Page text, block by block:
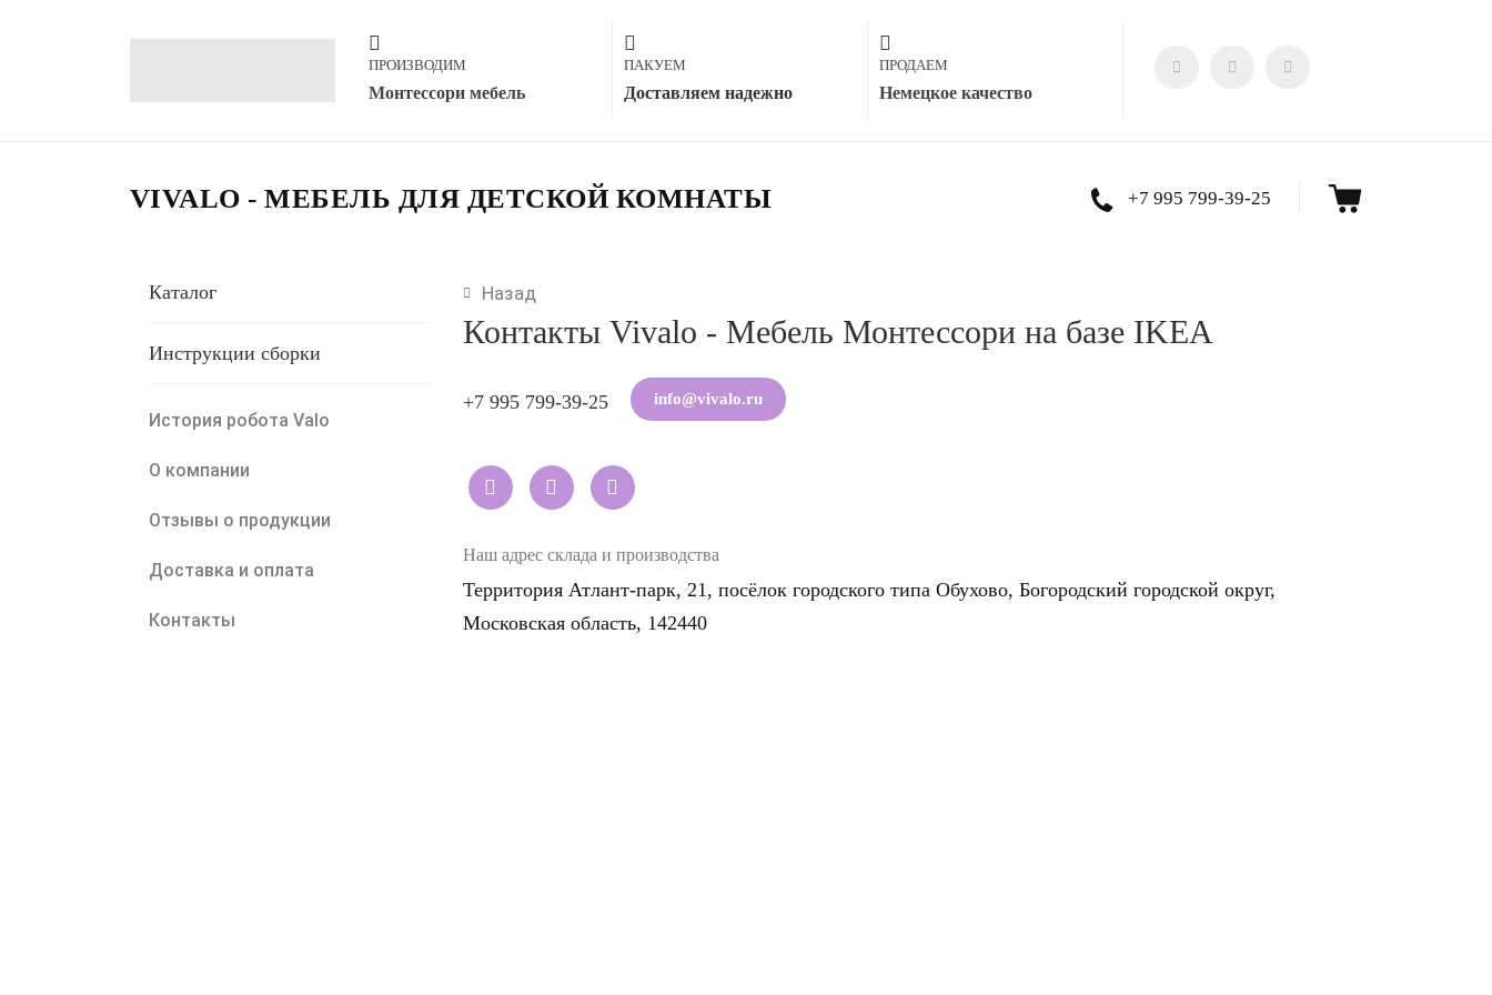
ПРОИЗВОДИМ
Монтессори мебель
ПАКУЕМ
Доставляем надежно
ПРОДАЕМ
Немецкое качество
VIVALO - МЕБЕЛЬ ДЛЯ ДЕТСКОЙ КОМНАТЫ +7 995 799-39-25
Каталог
Инструкции сборки
История робота Valo
О компании
Отзывы о продукции
Доставка и оплата
Контакты
Назад
Контакты Vivalo - Мебель Монтессори на базе IKEA
+7 995 799-39-25 info@vivalo.ru
Наш адрес склада и производства
Территория Атлант-парк, 21, посёлок городского типа Обухово, Богородский городской округ,
Московская область, 142440